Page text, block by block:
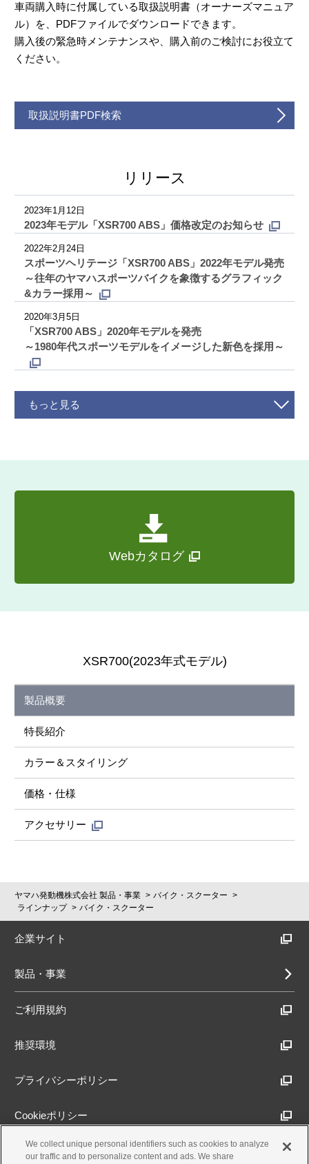
車両購入時に付属している取扱説明書（オーナーズマニュア
ル）を、PDFファイルでダウンロードできます。
購入後の緊急時メンテナンスや、購入前のご検討にお役立て
ください。
取扱説明書PDF検索
リリース
2023年1月12日
2023年モデル「XSR700 ABS」価格改定のお知らせ
2022年2月24日
スポーツヘリテージ「XSR700 ABS」2022年モデル発売
～往年のヤマハスポーツバイクを象徴するグラフィック
&カラー採用～
2020年3月5日
「XSR700 ABS」2020年モデルを発売
～1980年代スポーツモデルをイメージした新色を採用～
もっと見る
Webカタログ
XSR700(2023年式モデル)
製品概要
特長紹介
カラー＆スタイリング
価格・仕様
アクセサリー
ヤマハ発動機株式会社 製品・事業
バイク・スクーター
ラインナップ
バイク・スクーター
企業サイト
製品・事業
ご利用規約
推奨環境
プライバシーポリシー
Cookieポリシー
アクセシビリティ方針
We collect unique personal identifiers such as cookies to analyze
our traffic and to personalize content and ads. We share